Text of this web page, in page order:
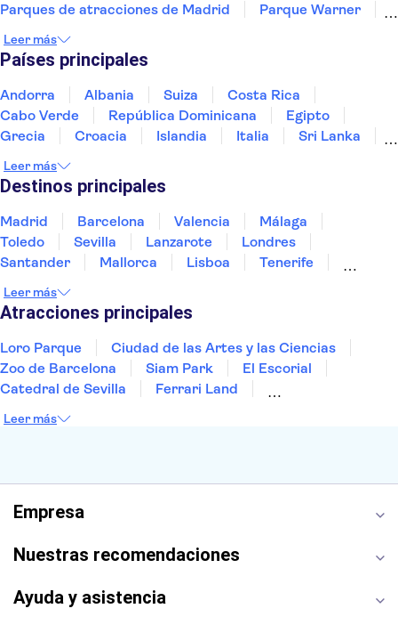
Parques de atracciones de Madrid
Parque Warner
Museo Nacional Thyssen-Bornemisza
Palacio Real de Madrid
El Escorial
La Sagrada Familia
Teatro-Museo Dalí
Puy du Fou España
Museo Picasso Málaga
Hortensia Herrero Art Centre
Leer más
Países principales
Andorra Albania Suiza
Costa Rica
Cabo Verde
República Dominicana
Egipto
Grecia
Croacia Islandia Italia
Sri Lanka
Portugal
Tailandia
Leer más
Destinos principales
Madrid Barcelona Valencia
Málaga
Toledo
Sevilla Lanzarote
Londres
Santander
Mallorca Lisboa
Tenerife
Bilbao
Menorca Granada
Leer más
Atracciones principales
Loro Parque
Ciudad de las Artes y las Ciencias
Zoo de Barcelona
Siam Park
El Escorial
Catedral de Sevilla
Ferrari Land
Montserrat
Parque Warner
Leer más
Empresa
Nuestras recomendaciones
Ayuda y asistencia